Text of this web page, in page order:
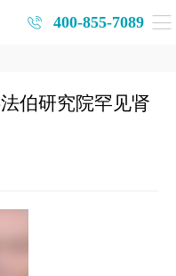
400-855-7089
伯研究院罕见肾